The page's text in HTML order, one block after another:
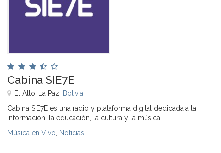
Cabina SIE7E
El Alto, La Paz, Bolivia
Cabina SIE7E es una radio y plataforma digital dedicada a la
información, la educación, la cultura y la música,...
Música en Vivo Noticias